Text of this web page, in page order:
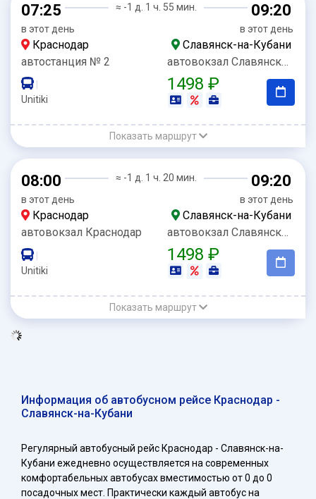
07:25
в этот день
≈ -1 д. 1 ч. 55 мин. 09:20
в этот день
Краснодар
Славянск-на-Кубани
автостанция № 2
автовокзал Славянск-на-Кубани
Unitiki
1498 ₽
Показать маршрут
08:00
в этот день
≈ -1 д. 1 ч. 20 мин. 09:20
в этот день
Краснодар
Славянск-на-Кубани
автовокзал Краснодар
автовокзал Славянск-на-Кубани
Unitiki
1498 ₽
Показать маршрут
Информация об автобусном рейсе Краснодар -
Славянск-на-Кубани
Регулярный автобусный рейс Краснодар - Славянск-на-
Кубани ежедневно осуществляется на современных
комфортабельных автобусах вместимостью от 0 до 0
посадочных мест. Практически каждый автобус на